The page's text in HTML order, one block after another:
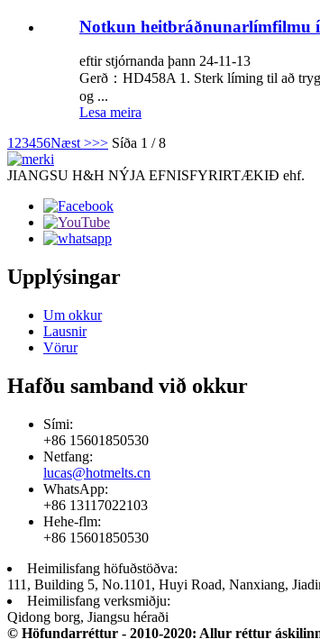
Notkun heitbráðnunarlímfilmu
eftir stjórnanda þann 24-11-13
Gerð：HD458A 1. Sterk líming til að
og ...
Lesa meira
1 23456Næst >>> Síða 1 / 8
JIANGSU H&H NÝJA EFNISFYRIRTÆKIÐ ehf.
Upplýsingar
Um okkur
Lausnir
Vörur
Hafðu samband við okkur
Sími:
+86 15601850530
Netfang:
lucas@hotmelts.cn
WhatsApp:
+86 13117022103
Hehe-flm:
+86 15601850530
Heimilisfang höfuðstöðva:
111, Building 5, No.1101, Huyi Road, Nanxiang,
Heimilisfang verksmiðju:
Qidong borg, Jiangsu héraði
© Höfundarréttur - 2010-2020: Allur réttur